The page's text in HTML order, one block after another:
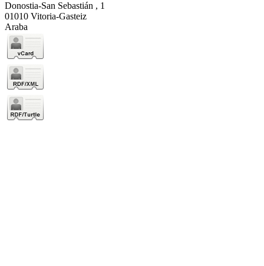
Donostia-San Sebastián , 1
01010 Vitoria-Gasteiz
Araba